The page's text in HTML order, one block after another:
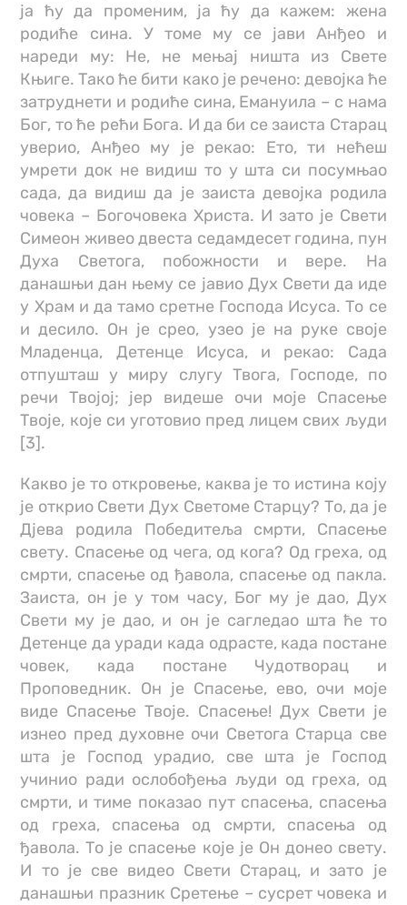
ја ћу да променим, ја ћу да кажем: жена
родиће сина. У томе му се јави Анђео и
нареди му: Не, не мењај ништа из Свете
Књиге. Тако ће бити како је речено: девојка ће
затруднети и родиће сина, Емануила – с нама
Бог, то ће рећи Бога. И да би се заиста Старац
уверио, Анђео му је рекао: Ето, ти нећеш
умрети док не видиш то у шта си посумњао
сада, да видиш да је заиста девојка родила
човека – Богочовека Христа. И зато је Свети
Симеон живео двеста седамдесет година, пун
Духа Светога, побожности и вере. На
данашњи дан њему се јавио Дух Свети да иде
у Храм и да тамо сретне Господа Исуса. То се
и десило. Он је срео, узео је на руке своје
Младенца, Детенце Исуса, и рекао: Сада
отпушташ у миру слугу Твога, Господе, по
речи Твојој; јер видеше очи моје Спасење
Твоје, које си уготовио пред лицем свих људи
[3].
Какво је то откровење, каква је то истина коју
је открио Свети Дух Светоме Старцу? То, да је
Дјева родила Победитеља смрти, Спасење
свету. Спасење од чега, од кога? Од греха, од
смрти, спасење од ђавола, спасење од пакла.
Заиста, он је у том часу, Бог му је дао, Дух
Свети му је дао, и он је сагледао шта ће то
Детенце да уради када одрасте, када постане
човек, када постане Чудотворац и
Проповедник. Он је Спасење, ево, очи моје
виде Спасење Твоје. Спасење! Дух Свети је
изнео пред духовне очи Светога Старца све
шта је Господ урадио, све шта је Господ
учинио ради ослобођења људи од греха, од
смрти, и тиме показао пут спасења, спасења
од греха, спасења од смрти, спасења од
ђавола. То је спасење које је Он донео свету.
И то је све видео Свети Старац, и зато је
данашњи празник Сретење – сусрет човека и